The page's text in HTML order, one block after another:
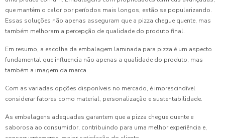
que mantêm o calor por períodos mais longos, estão se popularizando.
Essas soluções não apenas asseguram que a pizza chegue quente, mas
também melhoram a percepção de qualidade do produto final.
Em resumo, a escolha da embalagem laminada para pizza é um aspecto
fundamental que influencia não apenas a qualidade do produto, mas
também a imagem da marca.
Com as variadas opções disponíveis no mercado, é imprescindível
considerar fatores como material, personalização e sustentabilidade.
As embalagens adequadas garantem que a pizza chegue quente e
saborosa ao consumidor, contribuindo para uma melhor experiência e,